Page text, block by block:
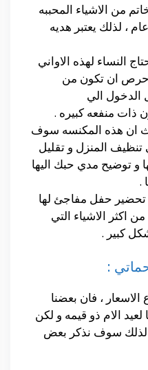
من الاشياء المحببه
، لذلك يعتبر هديه
النساء لهذه الاواني
احرص ان تكون من
الدخول الي
ذات منفعه كبيره .
ان هذه المكنسه سوف
تنظيف المنزل و تقليل
و توضيح مدي حبك اليها
.
تحضير حفل مفاجئ لها
اكثر الاشياء التي
كبير .
:
، فان بعضنا
الام ذو قيمه و لكن
سوف نذكر بعض